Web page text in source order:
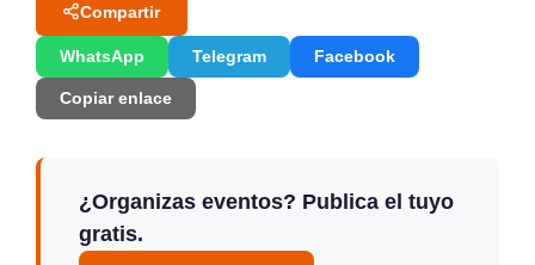
Compartir
WhatsApp Telegram Facebook
Copiar enlace
¿Organizas eventos? Publica el tuyo
gratis.